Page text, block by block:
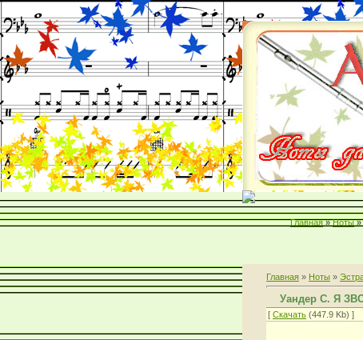
Главная » Ноты »
Главная » Ноты »
Уандер С. Я
[ Скачать (447.9 Kb) ]